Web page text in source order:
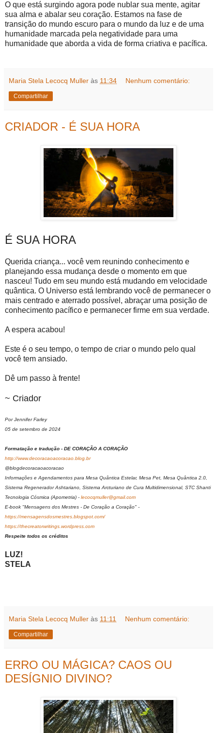
O que está surgindo agora pode nublar sua mente, agitar
sua alma e abalar seu coração. Estamos na fase de
transição do mundo escuro para o mundo da luz e de uma
humanidade marcada pela negatividade para uma
humanidade que aborda a vida de forma criativa e pacífica.
Maria Stela Lecocq Muller às 11:34 Nenhum comentário:
Compartilhar
CRIADOR - É SUA HORA
É SUA HORA
Querida criança... você vem reunindo conhecimento e
planejando essa mudança desde o momento em que
nasceu! Tudo em seu mundo está mudando em velocidade
quântica. O Universo está lembrando você de permanecer o
mais centrado e aterrado possível, abraçar uma posição de
conhecimento pacífico e permanecer firme em sua verdade.
A espera acabou!
Este é o seu tempo, o tempo de criar o mundo pelo qual
você tem ansiado.
Dê um passo à frente!
~ Criador
Por Jennifer Farley
05 de setembro de 2024
Formatação e tradução - DE CORAÇÃO A CORAÇÃO
http://www.decoracaoacoracao.blog.br
@blogdecoracaoacoracao
Informações e Agendamentos para Mesa Quântica Estelar, Mesa Pet, Mesa Quântica 2.0,
Sistema Regenerador Ashtariano, Sistema Arcturiano de Cura Multidimensional, STC Shanti
Tecnologia Cósmica (Apometria) - lecocqmuller@gmail.com
E-book "Mensagens dos Mestres - De Coração a Coração" -
https://mensagensdosmestres.blogspot.com/
https://thecreatorwritings.wordpress.com
Respeite todos os créditos
LUZ!
STELA
Maria Stela Lecocq Muller às 11:11 Nenhum comentário:
Compartilhar
ERRO OU MÁGICA? CAOS OU
DESÍGNIO DIVINO?